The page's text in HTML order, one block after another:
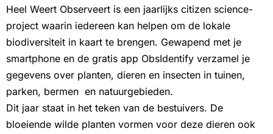
Heel Weert Observeert is een jaarlijks citizen science-
project waarin iedereen kan helpen om de lokale
biodiversiteit in kaart te brengen. Gewapend met je
smartphone en de gratis app ObsIdentify verzamel je
gegevens over planten, dieren en insecten in tuinen,
parken, bermen en natuurgebieden.
Dit jaar staat in het teken van de bestuivers. De
bloeiende wilde planten vormen voor deze dieren ook